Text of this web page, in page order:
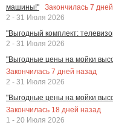
машины!"
Закончилась 7
2 - 31 Июля 2026
"Выгодный комплект:
2 - 31 Июля 2026
"Выгодные цены на мойки
Закончилась 7 дней назад
2 - 31 Июля 2026
"Выгодные цены на мойки
Закончилась 18 дней назад
1 - 20 Июля 2026